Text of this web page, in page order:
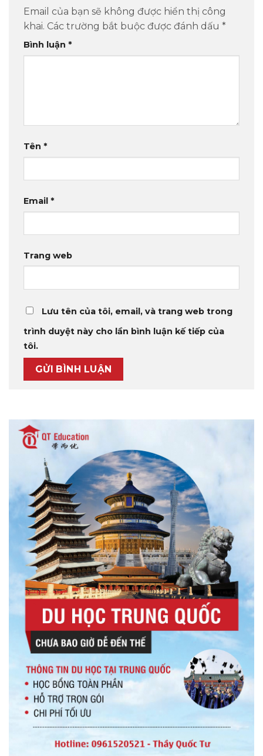
Email của bạn sẽ không được hiển thị công
khai. Các trường bắt buộc được đánh dấu *
Bình luận *
Tên *
Email *
Trang web
Lưu tên của tôi, email, và trang web trong
trình duyệt này cho lần bình luận kế tiếp của
tôi.